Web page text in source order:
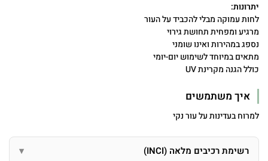
יתרונות:
לחות עמוקה מבלי להכביד על העור
מרגיע ומפחית תחושת גירוי
נספג במהירות ואינו שומני
מתאים במיוחד לשימוש יום-יומי
כולל הגנה מקרינת UV
איך משתמשים
למרוח בעדינות על עור נקי
רשימת רכיבים מלאה (INCI)